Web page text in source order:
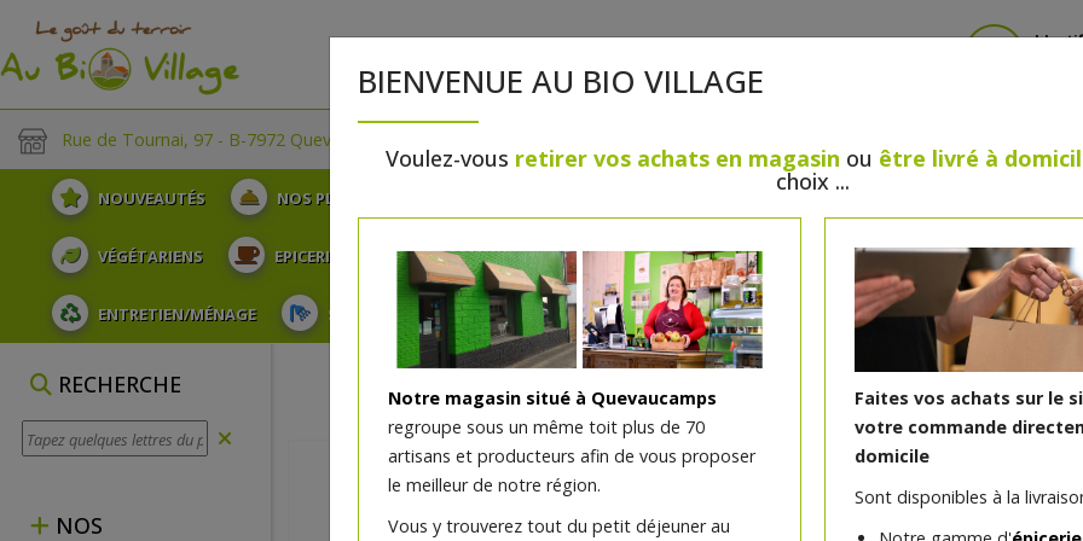
Rue de Tournai, 97 - B-7972 Quevaucamps
NOUVEAUTÉS NOS PLATEAUX
VÉGÉTARIENS EPICERIE PLATS TRAITEUR BOULANGERIE / PÂTISSERIE SANS GLUTEN, SANS
ENTRETIEN/MÉNAGE SOINS ET HYGIÈNE DU CORPS BEAUTÉ HUILES ESSENTIELLES MAISON
RECHERCHE
NOS
BIENVENUE AU BIO VILLAGE
Voulez-vous retirer vos achats en magasin ou être livré à
choix ...
Notre magasin situé à Quevaucamps
regroupe sous un même toit plus de 70
artisans et producteurs afin de vous proposer
le meilleur de notre région.
Vous y trouverez tout du petit déjeuner au
Faites vos achats sur le
votre commande
domicile
Sont disponibles à la
Savon marseille lavande
125g Le Sérail